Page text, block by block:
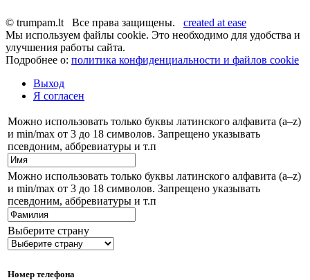
© trumpam.lt Все права защищены. created at ease
Мы используем файлы cookie. Это необходимо для удобства и
улучшения работы сайта.
Подробнее о: политика конфиденциальности и файлов cookie
Выход
Я согласен
Можно использовать только буквы латинского алфавита (a–z)
и min/max от 3 до 18 символов. Запрещено указывать
псевдоним, аббревиатуры и т.п
Можно использовать только буквы латинского алфавита (a–z)
и min/max от 3 до 18 символов. Запрещено указывать
псевдоним, аббревиатуры и т.п
Выберите страну
Номер телефона